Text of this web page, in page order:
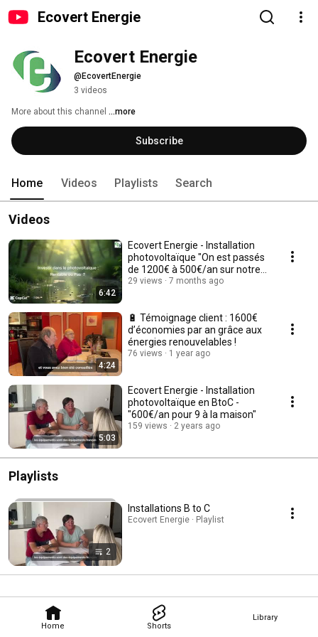
Ecovert Energie
Home Shorts
Library
Ecovert Energie
@EcovertEnergie
3 videos
More about this channel ...more
Subscribe
Home Videos Playlists Search
Videos
6:42
Ecovert Energie - Installation
photovoltaïque "On est passés
de 1200€ à 500€/an sur notre
facture !"
29 views 7 months ago
4:24
🔋 Témoignage client : 1600€
d’économies par an grâce aux
énergies renouvelables !
76 views 1 year ago
5:03
Ecovert Energie - Installation
photovoltaïque en BtoC -
"600€/an pour 9 à la maison"
159 views 2 years ago
Playlists
2
Installations B to C
Ecovert Energie · Playlist